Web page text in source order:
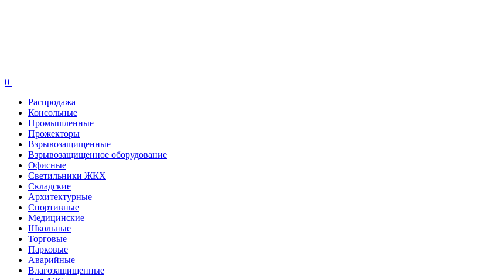
0
Распродажа
Консольные
Промышленные
Прожекторы
Взрывозащищенные
Взрывозащищенное оборудование
Офисные
Cветильники ЖКХ
Складские
Архитектурные
Спортивные
Медицинские
Школьные
Торговые
Парковые
Аварийные
Влагозащищенные